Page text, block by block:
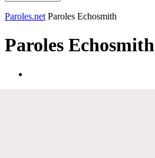
Paroles.net Paroles Echosmith
Paroles Echosmith